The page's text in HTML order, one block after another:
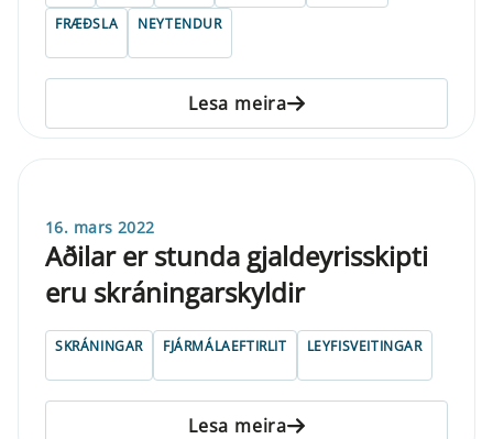
FRÆÐSLA NEYTENDUR
Lesa meira
16. mars 2022
Aðilar er stunda gjaldeyrisskipti
eru skráningarskyldir
SKRÁNINGAR FJÁRMÁLAEFTIRLIT LEYFISVEITINGAR
Lesa meira